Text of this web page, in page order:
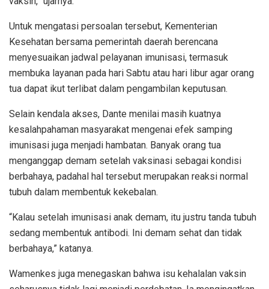
Untuk mengatasi persoalan tersebut, Kementerian
Kesehatan bersama pemerintah daerah berencana
menyesuaikan jadwal pelayanan imunisasi, termasuk
membuka layanan pada hari Sabtu atau hari libur agar orang
tua dapat ikut terlibat dalam pengambilan keputusan.
Selain kendala akses, Dante menilai masih kuatnya
kesalahpahaman masyarakat mengenai efek samping
imunisasi juga menjadi hambatan. Banyak orang tua
menganggap demam setelah vaksinasi sebagai kondisi
berbahaya, padahal hal tersebut merupakan reaksi normal
tubuh dalam membentuk kekebalan.
“Kalau setelah imunisasi anak demam, itu justru tanda tubuh
sedang membentuk antibodi. Ini demam sehat dan tidak
berbahaya,” katanya.
Wamenkes juga menegaskan bahwa isu kehalalan vaksin